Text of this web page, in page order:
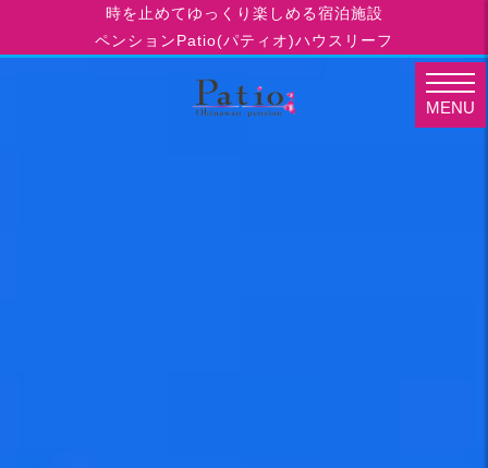
時を止めてゆっくり楽しめる宿泊施設
ペンションPatio(パティオ)ハウスリーフ
MENU